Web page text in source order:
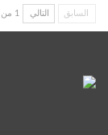
السابق التالي 1 من 10